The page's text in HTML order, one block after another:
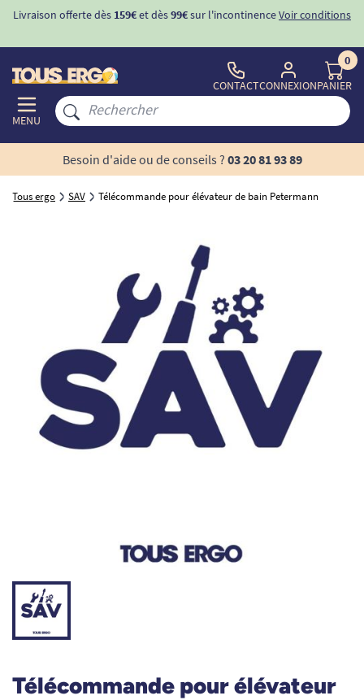
Livraison offerte dès 159€et dès99€sur l'incontinenceVoir conditions
MENU
CONTACTCONNEXION
0
PANIER
Besoin d'aide ou de conseils ? 03 20 81 93 89
Tous ergo SAV Télécommande pour élévateur de bain Petermann
Télécommande pour élévateur